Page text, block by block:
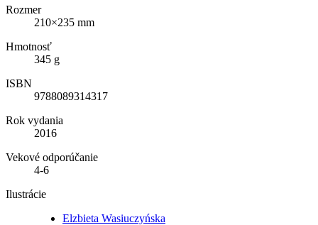
Rozmer
210×235 mm
Hmotnosť
345 g
ISBN
9788089314317
Rok vydania
2016
Vekové odporúčanie
4-6
Ilustrácie
Elzbieta Wasiuczyńska